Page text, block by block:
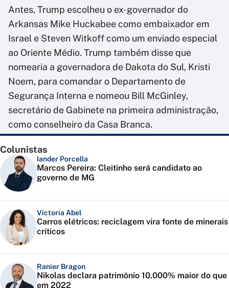
Antes, Trump escolheu o ex-governador do
Arkansas Mike Huckabee como embaixador em
Israel e Steven Witkoff como um enviado especial
ao Oriente Médio. Trump também disse que
nomearia a governadora de Dakota do Sul, Kristi
Noem, para comandar o Departamento de
Segurança Interna e nomeou Bill McGinley,
secretário de Gabinete na primeira administração,
como conselheiro da Casa Branca.
Colunistas
Iander Porcella
Marcos Pereira: Cleitinho será candidato ao
governo de MG
Victoria Abel
Carros elétricos: reciclagem vira fonte de minerais
críticos
Ranier Bragon
Nikolas declara patrimônio 10.000% maior do que
em 2022